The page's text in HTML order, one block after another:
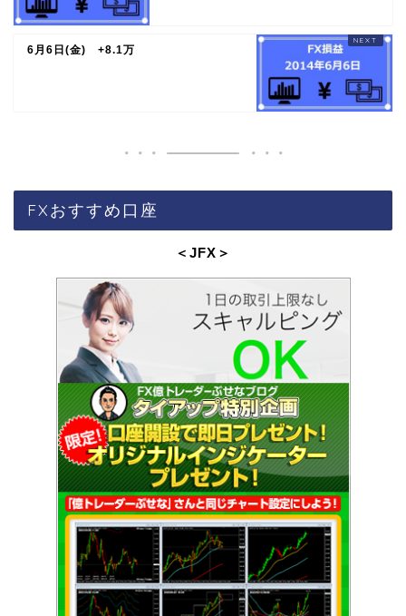
6月6日(金) +8.1万
FXおすすめ口座
＜JFX ＞